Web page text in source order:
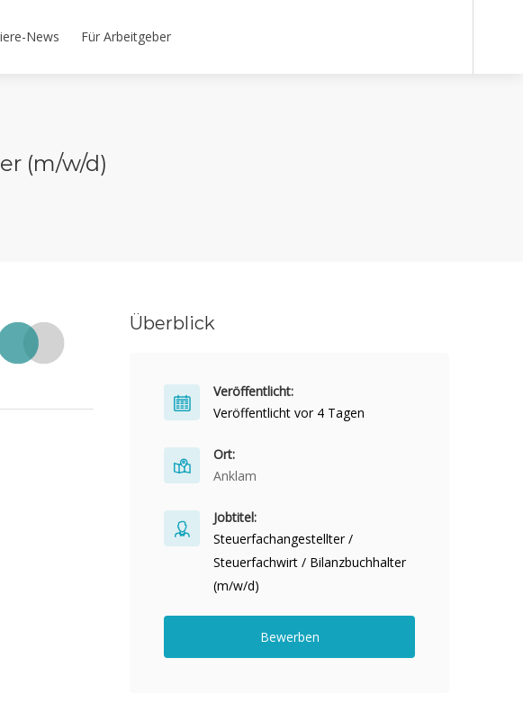
News Für Arbeitgeber
(m/w/d)
Überblick
Veröffentlicht:
Veröffentlicht vor 4 Tagen
Ort:
Anklam
Jobtitel:
Steuerfachangestellter /
Steuerfachwirt / Bilanzbuchhalter
(m/w/d)
Bewerben